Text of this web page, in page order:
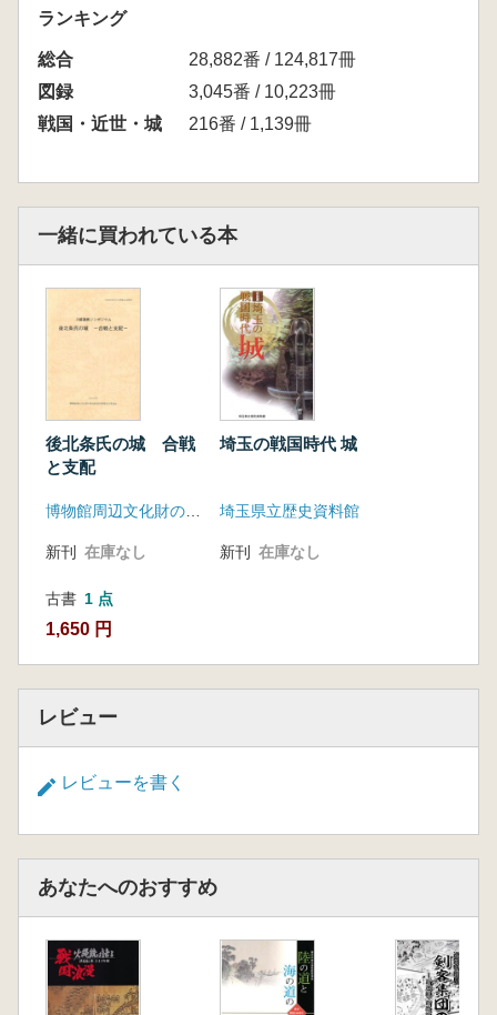
ランキング
総合
28,882番 / 124,817冊
図録
3,045番 / 10,223冊
戦国・近世・城
216番 / 1,139冊
一緒に買われている本
後北条氏の城 合戦
と支配
博物館周辺文化財の複合的活用事業実行委員会
新刊 在庫なし
古書 1 点
1,650 円
埼玉の戦国時代 城
埼玉県立歴史資料館
新刊 在庫なし
レビュー
レビューを書く
あなたへのおすすめ